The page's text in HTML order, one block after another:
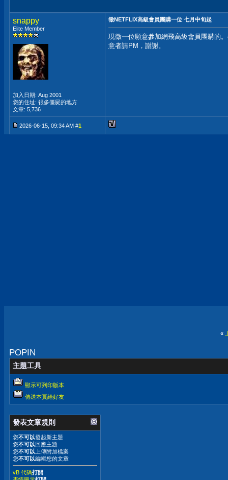
snappy
Elite Member
加入日期: Aug 2001
您的住址: 很多僵屍的地方
文章: 5,736
徵NETFLIX高級會員團購一位 七月中旬起
現徵一位願意參加網飛高級會員團購的
意者請PM，謝謝。
2026-06-15, 09:34 AM #1
«
POPIN
主題工具
顯示可列印版本
傳送本頁給好友
發表文章規則
您不可以發起新主題
您不可以回應主題
您不可以 上傳附加檔案
您不可以編輯您的文章
vB 代碼打開